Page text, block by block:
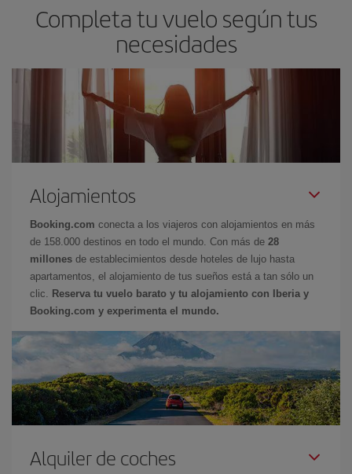
Completa tu vuelo según tus
necesidades
Alojamientos
Booking.com conecta a los viajeros con alojamientos en más
de 158.000 destinos en todo el mundo. Con más de 28
millones de establecimientos desde hoteles de lujo hasta
apartamentos, el alojamiento de tus sueños está a tan sólo un
clic.
Reserva tu vuelo barato y tu alojamiento con Iberia y
Booking.com y experimenta el mundo.
Alquiler de coches